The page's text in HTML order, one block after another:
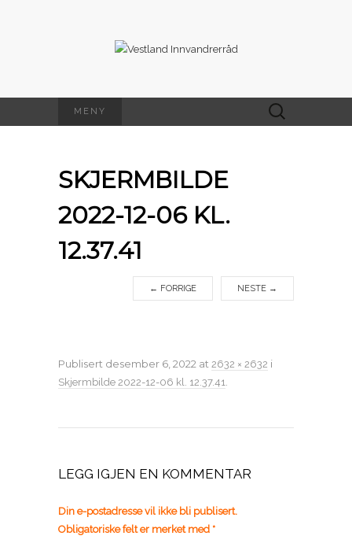
MENY
Søk
etter:
SKJERMBILDE
2022-12-06 KL.
12.37.41
← FORRIGE NESTE →
Publisert desember 6, 2022 at 2632 × 2632 i
Skjermbilde 2022-12-06 kl. 12.37.41
LEGG IGJEN EN KOMMENTAR
Din e-postadresse vil ikke bli publisert.
Obligatoriske felt er merket med *